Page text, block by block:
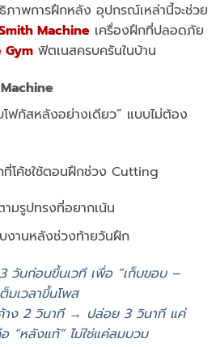
ภาพการฝึกหลัง อุปกรณ์เหล่านี้จะช่วย
Machine เครื่องฝึกที่ปลอดภัย
Gym ฟิตเนสครบครันในบ้าน
โฟกัสหลังอย่างเดียว” แบบไม่ต้อง
ที่โค้ชใช้ตอนฝึกช่วง Cutting
มรูปทรงที่อยากเน้น
งานหลังช่วงท้ายวันฝึก
วันก่อนขึ้นเวที เพื่อ “เก็บขอบ –
มเวลาขึ้นโพส
าง 2 วินาที → ปล่อย 3 วินาที แค่
“หลังแท้” ไม่ใช่แค่ลมบวม